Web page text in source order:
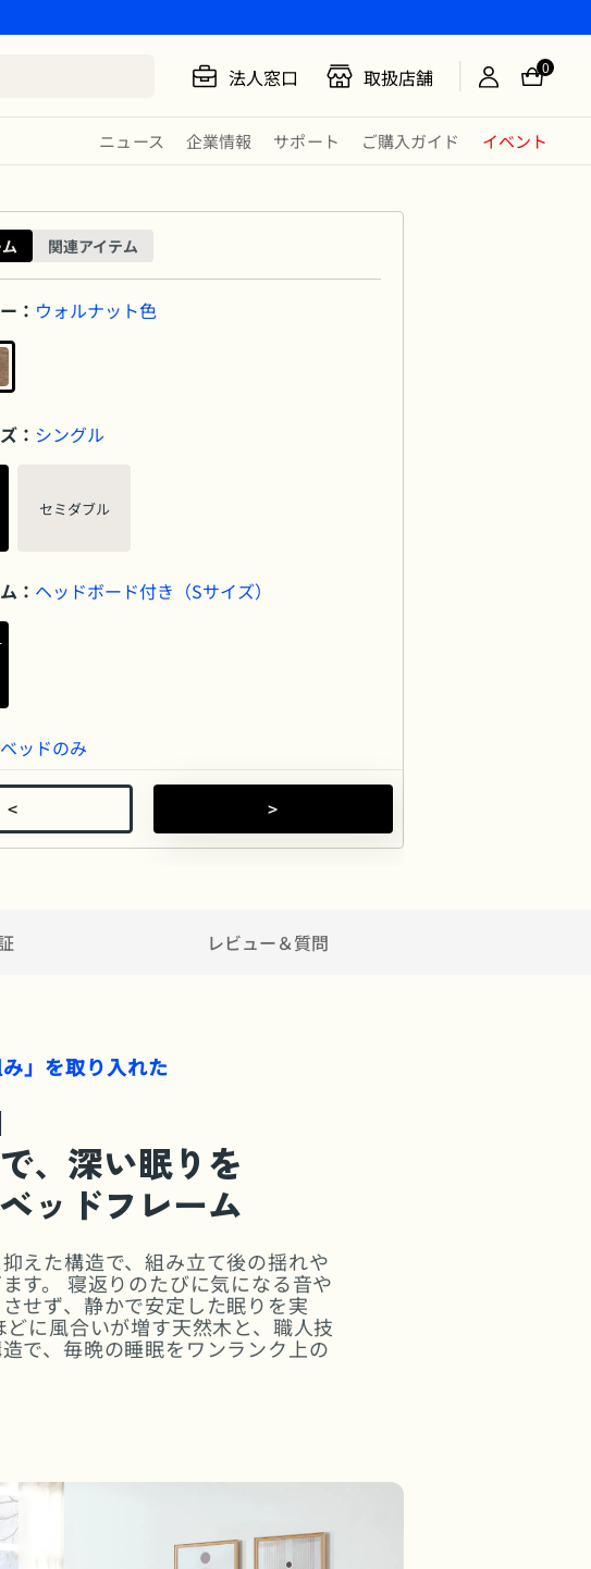
法人窓口 取扱店舗 0
ニュース 企業情報 サポート ご購入ガイド イベント
関連アイテム
： ウォルナット色
： シングル
セミダブル
： ヘッドボード付き（Sサイズ）
ベッドのみ
+ ￥30,000
< >
品共通 5 年長期安心保証】
！通常有料の組立が無料に。
のは、精密な木組みの力。
ジャパンディなどさまざまなインテリアスタイルにし
、
く、上質な空間に仕上げます。
レビュー＆質問
」を取り入れた
、深い眠りを
ッドフレーム
えた構造で、組み立て後の揺れや
す。 寝返りのたびに気になる音や
せず、静かで安定した眠りを実
に風合いが増す天然木と、職人技
で、毎晩の睡眠をワンランク上の